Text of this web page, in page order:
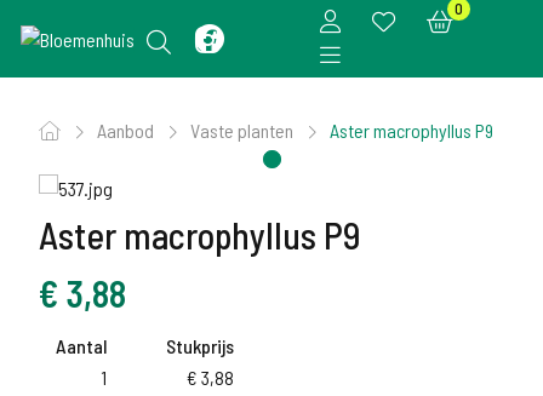
0
Aanbod Vaste planten Aster macrophyllus P9
Aster macrophyllus P9
€ 3,88
Aantal
Stukprijs
1
€ 3,88